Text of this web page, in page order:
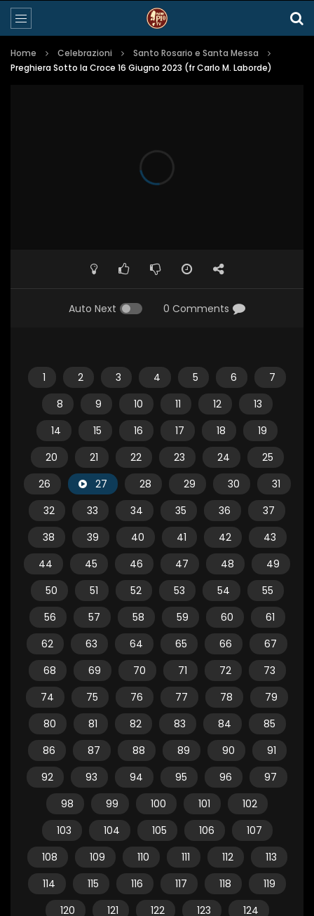
Home Celebrazioni
Santo Rosario e Santa Messa
Preghiera Sotto la Croce 16 Giugno 2023 (fr Carlo M. Laborde)
Auto Next 0 Comments
1 2 3 4 5 6
7
8
9 10 11 12
13
14
15 16 17 18
19
20
21 22 23 24
25
26
27 28 29 30
31
32
33 34 35 36
37
38
39 40 41 42
43
44
45 46 47 48
49
50
51 52 53 54
55
56
57 58 59 60
61
62
63 64 65 66
67
68
69 70 71 72
73
74
75 76 77 78
79
80
81 82 83 84
85
86
87 88 89 90
91
92
93 94 95 96
97
98
99 100 101
102
103
104 105 106
107
108
109 110 111 112
113
114
115 116 117 118
119
120
121 122 123
124